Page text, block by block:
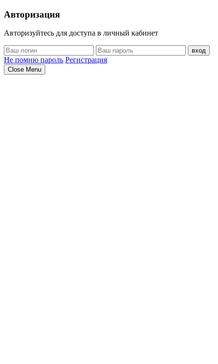
Авторизация
Авторизуйтесь для доступа в личный кабинет
вход
Не помню пароль Регистрация
Close Menu